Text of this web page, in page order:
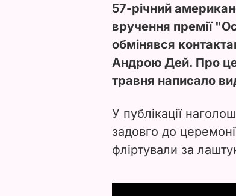
57-річний
вручення премії
обмінявся
Андрою Дей. Про це
травня написало
У публікації
задовго до
фліртували за